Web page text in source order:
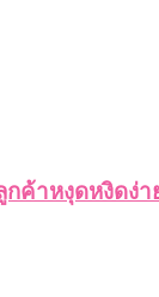
ค้าหงุดหงิดง่า